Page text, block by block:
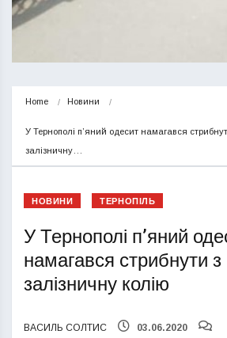
Home Новини
У Тернополі п’яний одесит намагався
залізничну…
НОВИНИ ТЕРНОПІЛЬ
У Тернополі п’яний
намагався стрибнути
залізничну колію
ВАСИЛЬ СОЛТИС 03.06.2020